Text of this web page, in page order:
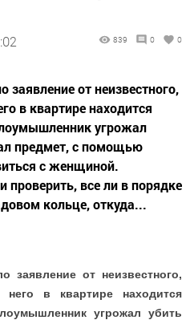
839 0 0
заявление от неизвестного,
в квартире находится
угрожал
предмет, с помощью
с женщиной.
проверить, все ли в порядке
кольце, откуда...
заявление от неизвестного,
в квартире находится
угрожал убить